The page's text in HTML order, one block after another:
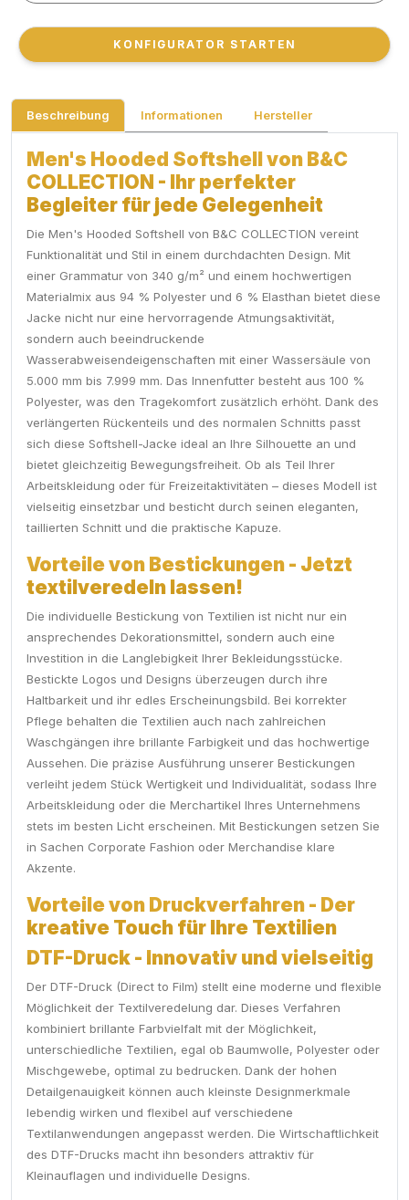
KONFIGURATOR STARTEN
KONFIGURATOR STARTEN
Beschreibung Informationen Hersteller
Men's Hooded Softshell von B&C
COLLECTION - Ihr perfekter
Begleiter für jede Gelegenheit
Die Men's Hooded Softshell von B&C COLLECTION vereint
Funktionalität und Stil in einem durchdachten Design. Mit
einer Grammatur von 340 g/m² und einem hochwertigen
Materialmix aus 94 % Polyester und 6 % Elasthan bietet diese
Jacke nicht nur eine hervorragende Atmungsaktivität,
sondern auch beeindruckende
Wasserabweisendeigenschaften mit einer Wassersäule von
5.000 mm bis 7.999 mm. Das Innenfutter besteht aus 100 %
Polyester, was den Tragekomfort zusätzlich erhöht. Dank des
verlängerten Rückenteils und des normalen Schnitts passt
sich diese Softshell-Jacke ideal an Ihre Silhouette an und
bietet gleichzeitig Bewegungsfreiheit. Ob als Teil Ihrer
Arbeitskleidung oder für Freizeitaktivitäten – dieses Modell ist
vielseitig einsetzbar und besticht durch seinen eleganten,
taillierten Schnitt und die praktische Kapuze.
Vorteile von Bestickungen - Jetzt
textilveredeln lassen!
Die individuelle Bestickung von Textilien ist nicht nur ein
ansprechendes Dekorationsmittel, sondern auch eine
Investition in die Langlebigkeit Ihrer Bekleidungsstücke.
Bestickte Logos und Designs überzeugen durch ihre
Haltbarkeit und ihr edles Erscheinungsbild. Bei korrekter
Pflege behalten die Textilien auch nach zahlreichen
Waschgängen ihre brillante Farbigkeit und das hochwertige
Aussehen. Die präzise Ausführung unserer Bestickungen
verleiht jedem Stück Wertigkeit und Individualität, sodass Ihre
Arbeitskleidung oder die Merchartikel Ihres Unternehmens
stets im besten Licht erscheinen. Mit Bestickungen setzen Sie
in Sachen Corporate Fashion oder Merchandise klare
Akzente.
Vorteile von Druckverfahren - Der
kreative Touch für Ihre Textilien
DTF-Druck - Innovativ und vielseitig
Der DTF-Druck (Direct to Film) stellt eine moderne und flexible
Möglichkeit der Textilveredelung dar. Dieses Verfahren
kombiniert brillante Farbvielfalt mit der Möglichkeit,
unterschiedliche Textilien, egal ob Baumwolle, Polyester oder
Mischgewebe, optimal zu bedrucken. Dank der hohen
Detailgenauigkeit können auch kleinste Designmerkmale
lebendig wirken und flexibel auf verschiedene
Textilanwendungen angepasst werden. Die Wirtschaftlichkeit
des DTF-Drucks macht ihn besonders attraktiv für
Kleinauflagen und individuelle Designs.